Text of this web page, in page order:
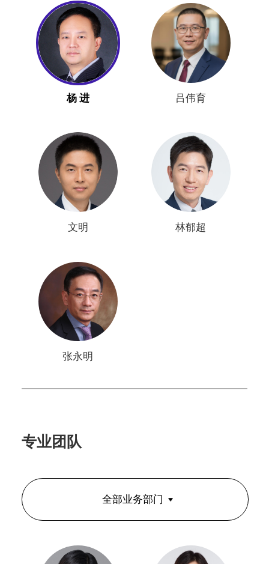
杨 进 吕伟育
文明 林郁超
张永明
专业团队
全部业务部门